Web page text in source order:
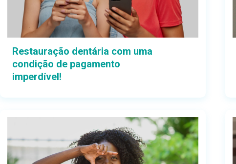
Restauração dentária com uma
condição de pagamento
imperdível!